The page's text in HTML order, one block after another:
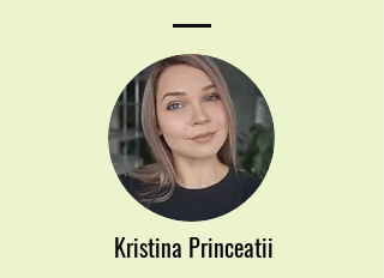
Kristina Princeatii